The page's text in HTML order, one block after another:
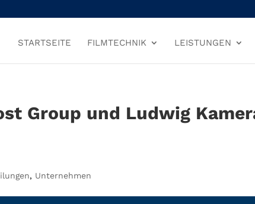
STARTSEITE FILMTECHNIK LEISTUNGEN
Group und Ludwig
, Unternehmen